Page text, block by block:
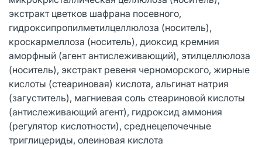
экстракт цветков шафрана посевного,
гидроксипропилметилцеллюлоза (носитель),
кроскармеллоза (носитель), диоксид кремния
аморфный (агент антислеживающий), этилцеллюлоза
(носитель), экстракт ревеня черноморского, жирные
кислоты (стеариновая) кислота, альгинат натрия
(загуститель), магниевая соль стеариновой кислоты
(антислеживающий агент), гидроксид аммония
(регулятор кислотности), среднецепочечные
триглицериды, олеиновая кислота